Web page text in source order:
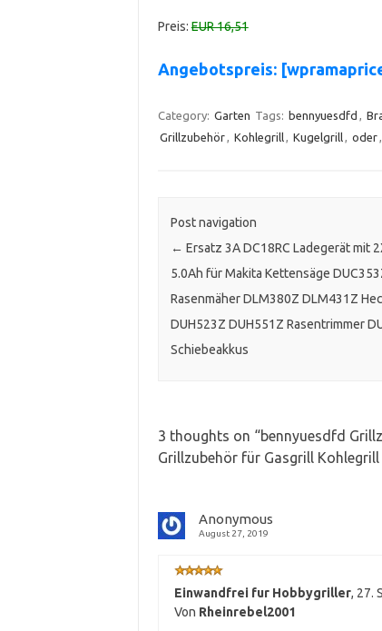
Preis:EUR 16,51
Angebotspreis:
Category: Garten Tags: bennyuesdfd ,
Grillzubehör, Kohlegrill, Kugelgrill, oder,
Post navigation
← Ersatz 3A DC18RC Ladegerät mit
5.0Ah für Makita Kettensäge
Rasenmäher DLM380Z DLM431Z
DUH523Z DUH551Z Rasentrimmer
Schiebeakkus
3 thoughts on “bennyuesdfd
Grillzubehör für Gasgrill
Anonymous
August 27, 2019
Einwandfrei fur Hobbygriller, 27.
Von Rheinrebel2001